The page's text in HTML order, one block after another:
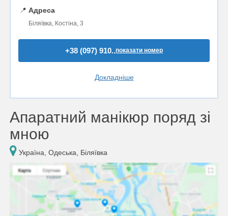
📍 Адреса
Біляївка, Костіна, 3
+38 (097) 910..показати номер
Докладніше
Апаратний манікюр поряд зі
мною
Україна, Одеська, Біляївка